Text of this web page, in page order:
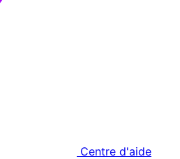
Centre d'aide